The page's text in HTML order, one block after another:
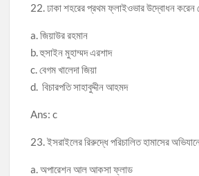
22. ঢাকা শহরের প্রথম ফ্লাইওভার উদ্বোধন করেন
a. জিয়াউর রহমান
b. হুসাইন মুহাম্মদ এরশাদ
c. বেগম খালেদা জিয়া
d. বিচারপতি সাহাবুদ্দীন আহমদ
Ans: c
23. ইসরাইলের রিরুদ্ধে পরিচালিত হামাসের
a. অপারেশন আল আকসা ফ্লাড